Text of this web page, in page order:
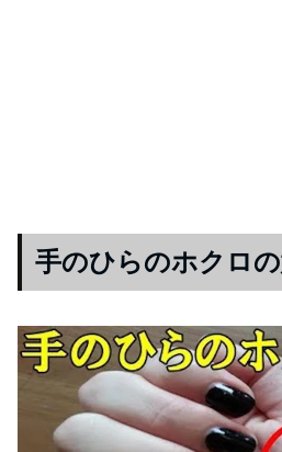
手のひらのホクロ